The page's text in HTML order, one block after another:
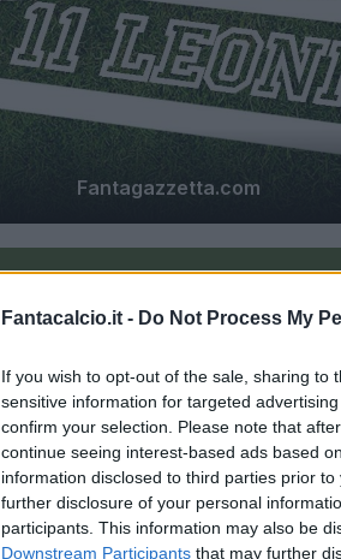
Fantacalcio.it - Do Not Process My
If you wish to opt-out of the sale, sharing
sensitive information for targeted
confirm your selection. Please note that
continue seeing interest-based ads based
information disclosed to third parties prior
further disclosure of your personal
participants. This information may also be
Downstream Participants that may further
Fantagazzetta.com